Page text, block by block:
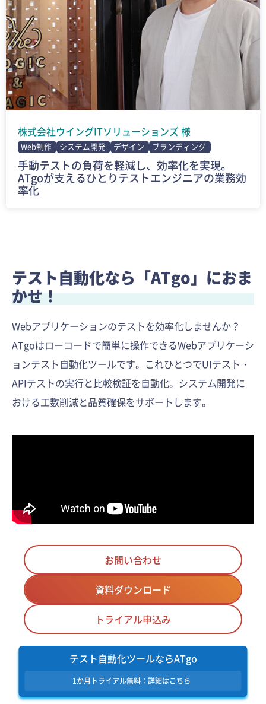
株式会社ウイングITソリューションズ 様
Web制作 システム開発 デザイン ブランディング
手動テストの負荷を軽減し、効率化を実現。
ATgoが支えるひとりテストエンジニアの業務効
率化
テスト自動化なら「ATgo」におま
かせ！
Webアプリケーションのテストを効率化しませんか？
ATgoはローコードで簡単に操作できるWebアプリケーシ
ョンテスト自動化ツールです。これひとつでUIテスト・
APIテストの実行と比較検証を自動化。システム開発に
おける工数削減と品質確保をサポートします。
お問い合わせ
資料ダウンロード
トライアル申込み
テスト自動化ツールならATgo
1か月トライアル無料：詳細はこちら